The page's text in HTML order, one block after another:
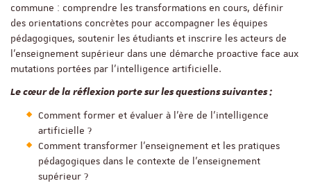
commune : comprendre les transformations en cours, définir
des orientations concrètes pour accompagner les équipes
pédagogiques, soutenir les étudiants et inscrire les acteurs de
l’enseignement supérieur dans une démarche proactive face aux
mutations portées par l’intelligence artificielle.
Le cœur de la réflexion porte sur les questions suivantes :
Comment former et évaluer à l’ère de l’intelligence
artificielle ?
Comment transformer l’enseignement et les pratiques
pédagogiques dans le contexte de l’enseignement
supérieur ?